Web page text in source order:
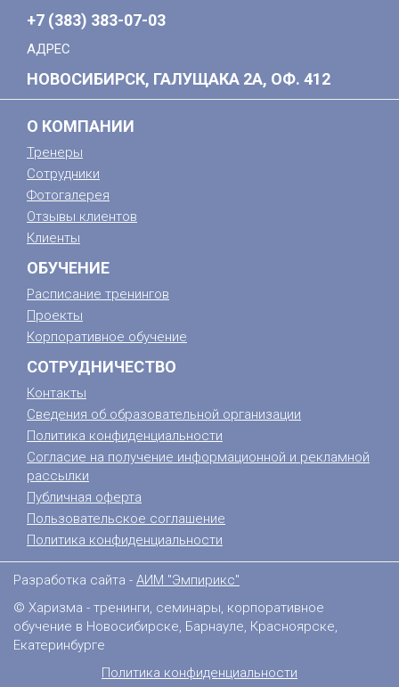
+7 (383) 383-07-03
АДРЕС
НОВОСИБИРСК, ГАЛУЩАКА 2А, ОФ. 412
О КОМПАНИИ
Тренеры
Сотрудники
Фотогалерея
Отзывы клиентов
Клиенты
ОБУЧЕНИЕ
Расписание тренингов
Проекты
Корпоративное обучение
СОТРУДНИЧЕСТВО
Контакты
Сведения об образовательной организации
Политика конфиденциальности
Согласие на получение информационной и рекламной
рассылки
Публичная оферта
Пользовательское соглашение
Политика конфиденциальности
Разработка сайта - АИМ "Эмпирикс"
© Харизма - тренинги, семинары, корпоративное
обучение в Новосибирске, Барнауле, Красноярске,
Екатеринбурге
Политика конфиденциальности